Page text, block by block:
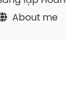
About me